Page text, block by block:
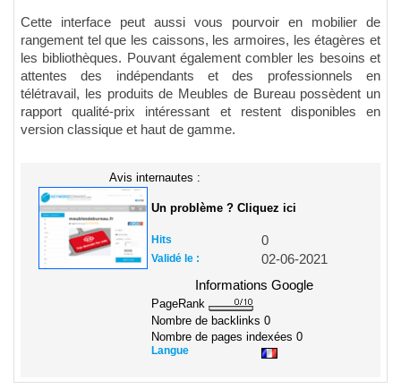
Cette interface peut aussi vous pourvoir en mobilier de
rangement tel que les caissons, les armoires, les étagères et
les bibliothèques. Pouvant également combler les besoins et
attentes des indépendants et des professionnels en
télétravail, les produits de Meubles de Bureau possèdent un
rapport qualité-prix intéressant et restent disponibles en
version classique et haut de gamme.
Avis internautes :
Un problème ? Cliquez ici
Hits 0
Validé le :
02-06-2021
Informations Google
PageRank
Nombre de backlinks 0
Nombre de pages indexées 0
Langue